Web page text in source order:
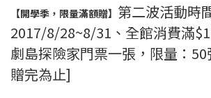
【開學季，限量滿額贈】 第二波活動時
2017/8/28~8/31、全館消費滿
劇島探險家門票一張，限量：
贈完為止]